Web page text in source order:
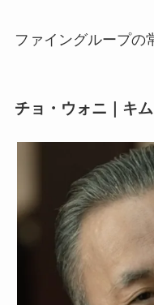
ファイングループの
チョ・ウォニ｜キ